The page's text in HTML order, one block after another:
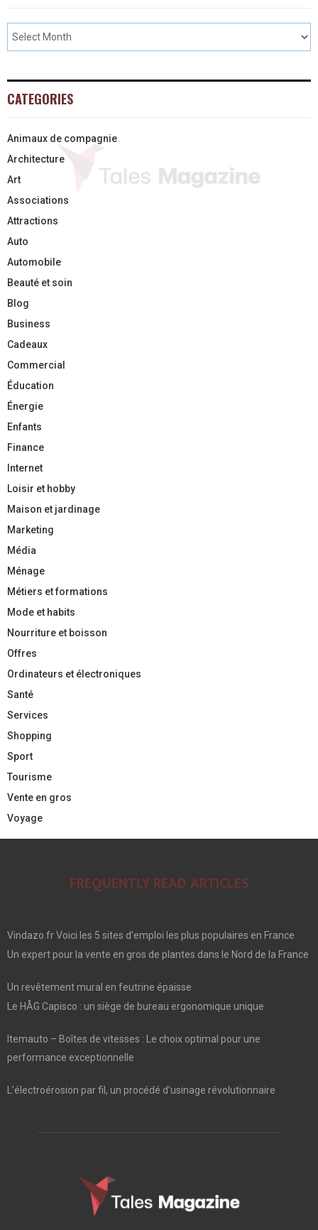
CATEGORIES
Animaux de compagnie
Architecture
Art
Associations
Attractions
Auto
Automobile
Beauté et soin
Blog
Business
Cadeaux
Commercial
Éducation
Énergie
Enfants
Finance
Internet
Loisir et hobby
Maison et jardinage
Marketing
Média
Ménage
Métiers et formations
Mode et habits
Nourriture et boisson
Offres
Ordinateurs et électroniques
Santé
Services
Shopping
Sport
Tourisme
Vente en gros
Voyage
FREQUENTLY READ ARTICLES
Vindazo.fr Voici les 5 sites d’emploi les plus populaires en France
Un expert pour la vente en gros de plantes dans le Nord de la France
Un revêtement mural en feutrine épaisse
Le HÅG Capisco : un siège de bureau ergonomique unique
Itemauto – Boîtes de vitesses : Le choix optimal pour une
performance exceptionnelle
L’électroérosion par fil, un procédé d’usinage révolutionnaire